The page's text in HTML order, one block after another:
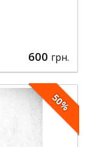
600 грн.
50%